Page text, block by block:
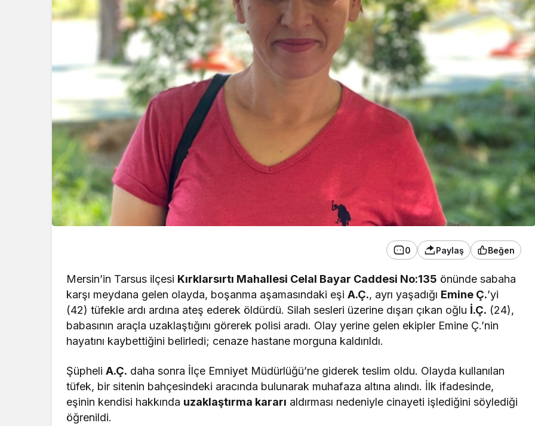
0 Paylaş Beğen
Mersin’in Tarsus ilçesi Kırklarsırtı Mahallesi Celal Bayar Caddesi No:135 önünde sabaha
karşı meydana gelen olayda, boşanma aşamasındaki eşiA.Ç., ayrı yaşadığı Emine Ç.’yi
(42) tüfekle ardı ardına ateş ederek öldürdü. Silah sesleri üzerine dışarı çıkan oğlu İ.Ç. (24),
babasının araçla uzaklaştığını görerek polisi aradı. Olay yerine gelen ekipler Emine Ç.’nin
hayatını kaybettiğini belirledi; cenaze hastane morguna kaldırıldı.
ŞüpheliA.Ç. daha sonra İlçe Emniyet Müdürlüğü’ne giderek teslim oldu. Olayda kullanılan
tüfek, bir sitenin bahçesindeki aracında bulunarak muhafaza altına alındı. İlk ifadesinde,
eşinin kendisi hakkında uzaklaştırma kararı aldırması nedeniyle cinayeti işlediğini söylediği
öğrenildi.